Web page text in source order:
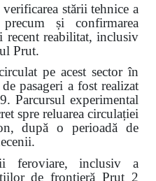
stării tehnice a
și confirmarea
reabilitat, inclusiv
Prut.
pe acest sector în
pasageri a fost realizat
Parcursul experimental
spre reluarea circulației
după o perioadă de
feroviare, inclusiv a
de frontieră Prut 2